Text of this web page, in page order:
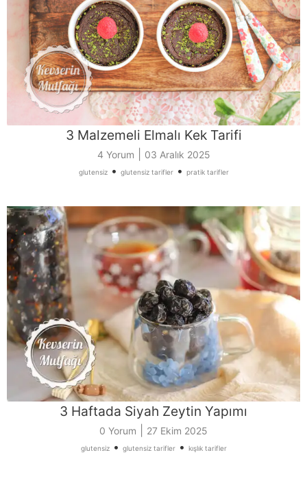
3 Malzemeli Elmalı Kek Tarifi
4 Yorum 03 Aralık 2025
glutensiz• glutensiz tarifler• pratik tarifler
3 Haftada Siyah Zeytin Yapımı
0 Yorum 27 Ekim 2025
glutensiz• glutensiz tarifler• kışlık tarifler